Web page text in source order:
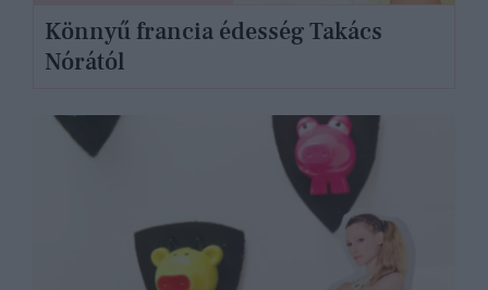
Könnyű francia édesség Takács
Nórától